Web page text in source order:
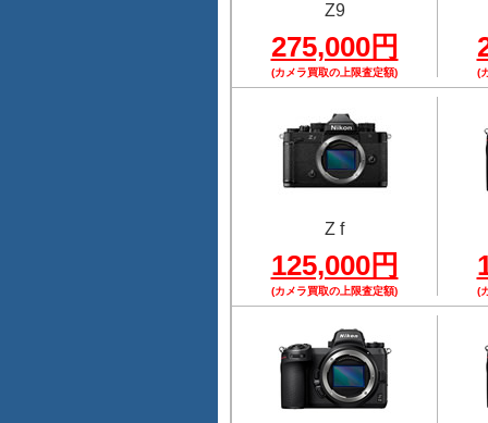
Z9
275,000円
(カメラ買取の上限査定額) (
Z f
125,000円
(カメラ買取の上限査定額) (